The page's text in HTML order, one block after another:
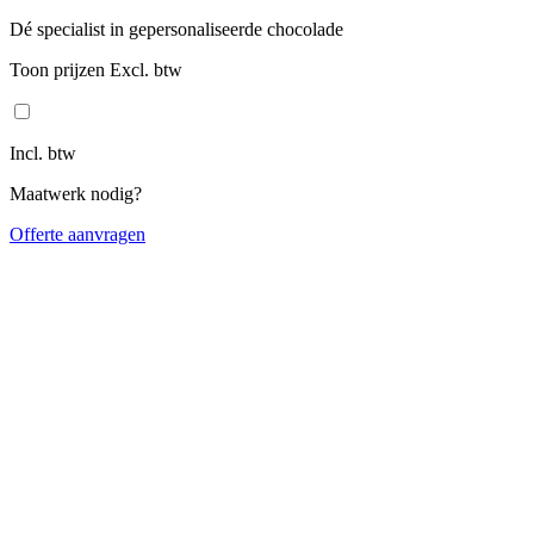
Dé specialist in gepersonaliseerde chocolade
Toon prijzen Excl. btw
Incl. btw
Maatwerk nodig?
Offerte aanvragen